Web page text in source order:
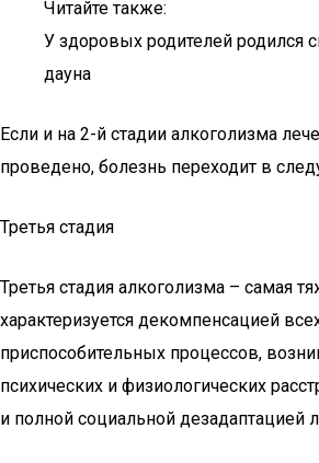
Читайте также:
У здоровых родителей родился
дауна
Если и на 2-й стадии алкоголизма
проведено, болезнь переходит в
Третья стадия
Третья стадия алкоголизма – самая
характеризуется декомпенсацией
приспособительных процессов,
психических и физиологических
и полной социальной дезадаптацией